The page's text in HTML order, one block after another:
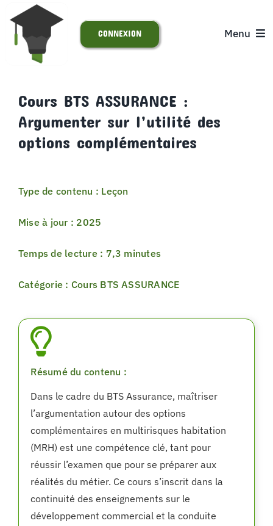
Passer
contenu
Menu
S’INSCRIRE
SUPPORT
CONNEXION
Cours BTS ASSURANCE :
Argumenter sur l’utilité des
options complémentaires
Type de contenu : Leçon
Mise à jour : 2025
Temps de lecture : 7,3 minutes
Catégorie : Cours BTS ASSURANCE
Résumé du contenu :
Dans le cadre du BTS Assurance, maîtriser
l’argumentation autour des options
complémentaires en multirisques habitation
(MRH) est une compétence clé, tant pour
réussir l’examen que pour se préparer aux
réalités du métier. Ce cours s’inscrit dans la
continuité des enseignements sur le
développement commercial et la conduite